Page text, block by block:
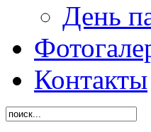
День
Контакты